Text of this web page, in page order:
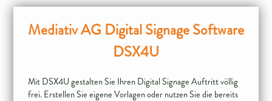
Mediativ AG Digital Signage Software
DSX4U
Mit DSX4U gestalten Sie Ihren Digital Signage Auftritt völlig
frei. Erstellen Sie eigene Vorlagen oder nutzen Sie die bereits